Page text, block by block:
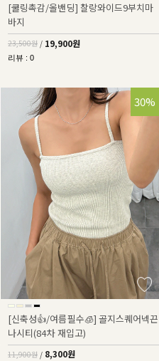
[쿨링촉감/올밴딩] 찰랑와이드9부치마
바지
23,500원 / 19,900원
리뷰 : 0
30%
[신축성👍/여름필수🧊] 골지스퀘어넥끈
나시티(84차 재입고)
11,900원 / 8,300원